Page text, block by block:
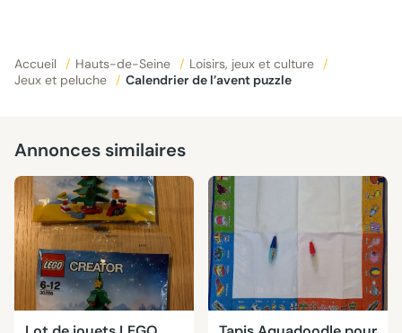
Accueil / Hauts-de-Seine / Loisirs, jeux et culture
/
Jeux et peluche
/ Calendrier de l’avent puzzle
Annonces similaires